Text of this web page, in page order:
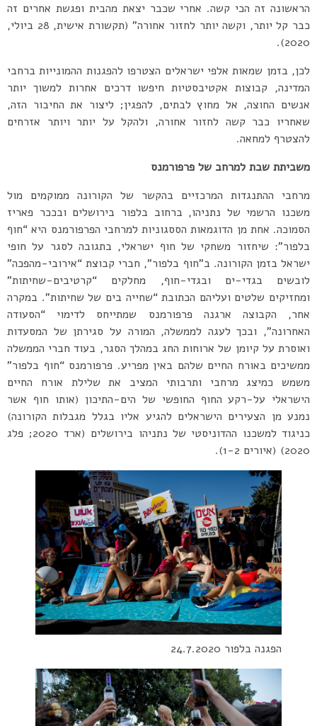
הראשונה זה הכי קשה. אחרי שכבר יצאת מהבית ופגשת אחרים זה
כבר קל יותר, וקשה יותר לחזור אחורה” (תקשורת אישית, 28 ביולי,
2020).
לכן, בזמן שמאות אלפי ישראלים הצטרפו להפגנות ההמונייות ברחבי
המדינה, קבוצות אקטיבסטיות חיפשו דרכים אחרות למשוך יותר
אנשים החוצה, אל מחוץ לבתים, להפגין; ליצור את החיבור הזה,
שאחריו כבר קשה לחזור אחורה, ולהקל על יותר ויותר אזרחים
להצטרף למחאה.
משביתת שבת למרחב של פרפורמנס
מרחבי ההתנגדות המרכזיים בהקשר של הקורונה ממוקמים מול
משכנו הרשמי של נתניהו, ברחוב בלפור בירושלים ובככר פאריז
הסמוכה. אחת מן הדוגמאות הססגוניות למרחבי הפרפורמנס היא “חוף
בלפור”: שיחזור משחקי של חוף ישראלי, בתגובה לסגר על חופי
ישראל בזמן הקורונה. ב”חוף בלפור”, חברי קבוצת “אירובי-מהפכה”
לובשים בגדי-ים ובגדי-חוף, מחלקים “קרטיבים-שחיתות”
ומחזיקים שלטים ועליהם הכתובת “שחייה בים של שחיתות”. במקרה
אחר, הקבוצה ארגנה פרפורמנס שמתייחס לדימוי “הסעודה
האחרונה”, ובכך לעגה לממשלה, המורה על סגירתן של המסעדות
ואוסרת על קיומן של ארוחות החג במהלך הסגר, בעוד חברי הממשלה
ממשיכים באורח החיים שלהם באין מפריע. פרפורמנס “חוף בלפור”
משמש כמיצג מרחבי ותרבותי המציב את שלילת אורח החיים
הישראלי על-רקע החוף החופשי של הים-התיכון (אותו חוף אשר
נמנע מן הצעירים הישראלים להגיע אליו בגלל מגבלות הקורונה)
כניגוד למשכנו ההדוניסטי של נתניהו בירושלים (ארד 2020; פלג
2020) (איורים 1-2).
הפגנה בלפור 24.7.2020